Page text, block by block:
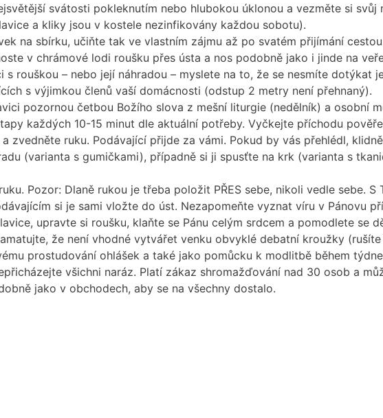
svátosti pokleknutím nebo hlubokou úklonou a vezměte si svůj
a kliky jsou v kostele nezinfikovány každou sobotu).
na sbírku, učiňte tak ve vlastním zájmu až po svatém přijímání
v chrámové lodi roušku přes ústa a nos podobně jako i jinde na
s rouškou – nebo její náhradou – myslete na to, že se nesmíte dotýkat
s výjimkou členů vaší domácnosti (odstup 2 metry není přehnaný).
pozornou četbou Božího slova z mešní liturgie (nedělník) a osobní
každých 10-15 minut dle aktuální potřeby. Vyčkejte příchodu
zvedněte ruku. Podávající přijde za vámi. Pokud by vás přehlédl,
(varianta s gumičkami), případně si ji spusťte na krk (varianta s
Pozor: Dlaně rukou je třeba položit PŘES sebe, nikoli vedle sebe.
si je sami vložte do úst. Nezapomeňte vyznat víru v Pánovu
upravte si roušku, klaňte se Pánu celým srdcem a pomodlete se
že není vhodné vytvářet venku obvyklé debatní kroužky
prostudování ohlášek a také jako pomůcku k modlitbě během
všichni naráz. Platí zákaz shromažďování nad 30 osob a
jako v obchodech, aby se na všechny dostalo.